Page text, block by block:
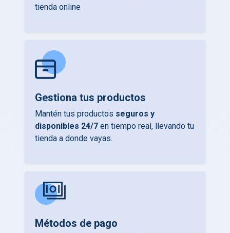
tienda online
Gestiona tus productos
Mantén tus productos seguros y
disponibles 24/7 en tiempo real, llevando tu
tienda a donde vayas.
Métodos de pago